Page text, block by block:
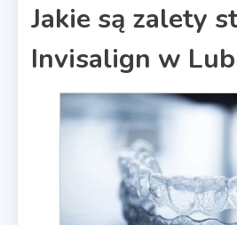
Jakie są zalety
Invisalign w